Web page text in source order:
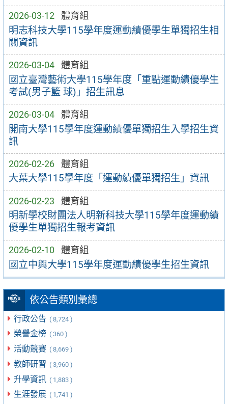
2026-03-12 體育組
明志科技大學115學年度運動績優學生單獨招生相
關資訊
2026-03-04 體育組
國立臺灣藝術大學115學年度「重點運動績優學生
考試(男子籃 球)」招生訊息
2026-03-04 體育組
開南大學115學年度運動績優單獨招生入學招生資
訊
2026-02-26 體育組
大葉大學115學年度「運動績優單獨招生」資訊
2026-02-23 體育組
明新學校財團法人明新科技大學115學年度運動績
優學生單獨招生報考資訊
2026-02-10 體育組
國立中興大學115學年度運動績優學生招生資訊
依公告類別彙總
行政公告 ( 8,724 )
榮譽金榜 ( 360 )
活動競賽 ( 8,669 )
教師研習 ( 3,960 )
升學資訊 ( 1,883 )
生涯發展 ( 1,741 )